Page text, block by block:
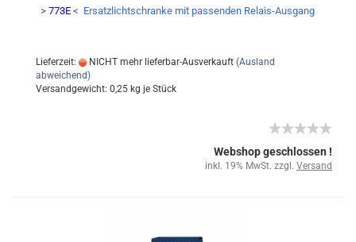
> 773E < Ersatzlichtschranke mit passenden Relais-Ausgang
Lieferzeit: NICHT mehr lieferbar-Ausverkauft (Ausland
abweichend)
Versandgewicht: 0,25 kg je Stück
Webshop geschlossen !
inkl. 19% MwSt. zzgl. Versand